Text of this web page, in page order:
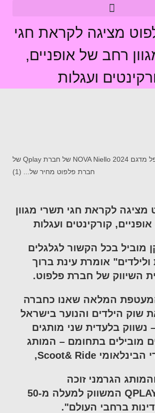
מציגה לקראת חגי
רחב של אופניים,
ועגלות
מציגה לקראת חגי תשרי מגוון
קורקינטים ועגלות
מוביל בכל הקשור לגלגלים
ולילדים" אומרת עינת ברוך
השיווק של חברת פלפוט.
המלאה שאנו כחברה
שוק הילדים והנוער בישראל
נשווק בלעדית שני מותגים
מובילים בתחומם – המותג
הבינלאומי Scoot& Ride
,
הגרמני זוכה
המשווק למעלה מ-50
ברחבי העולם".